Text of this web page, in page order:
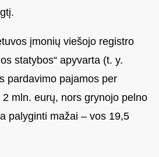
įmonių viešojo registro
statybos“ apyvarta (t. y.
pardavimo pajamos per
mln. eurų, nors grynojo pelno
palyginti mažai – vos 19,5